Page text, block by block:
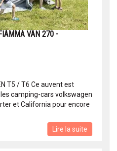
VAN 270 -
T5 / T6 Ce auvent est
camping-cars volkswagen
et California pour encore
Lire la suite